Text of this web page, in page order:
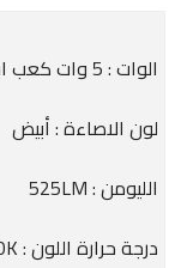
الوات : 5 وات كعب استارتر
لون الاصاءة : أبيض
الليومن : 525LM
درجة حرارة اللون : 6500K